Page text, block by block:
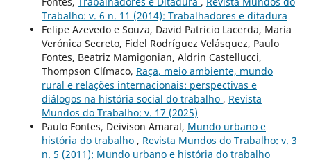
Trabalho: v. 6 n. 11 (2014): Trabalhadores e ditadura
Felipe Azevedo e Souza, David Patrício Lacerda, María
Verónica Secreto, Fidel Rodríguez Velásquez, Paulo
Fontes, Beatriz Mamigonian, Aldrin Castellucci,
Thompson Clímaco, Raça, meio ambiente, mundo
rural e relações internacionais: perspectivas e
diálogos na história social do trabalho , Revista
Mundos do Trabalho: v. 17 (2025)
Paulo Fontes, Deivison Amaral, Mundo urbano e
história do trabalho , Revista Mundos do Trabalho: v. 3
n. 5 (2011): Mundo urbano e história do trabalho